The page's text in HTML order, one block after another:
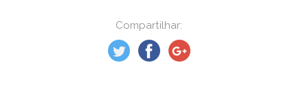
Compartilhar: